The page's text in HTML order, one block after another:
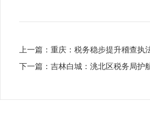
上一篇： 重庆：税务稳步提升稽查执
下一篇： 吉林白城：洮北区税务局护